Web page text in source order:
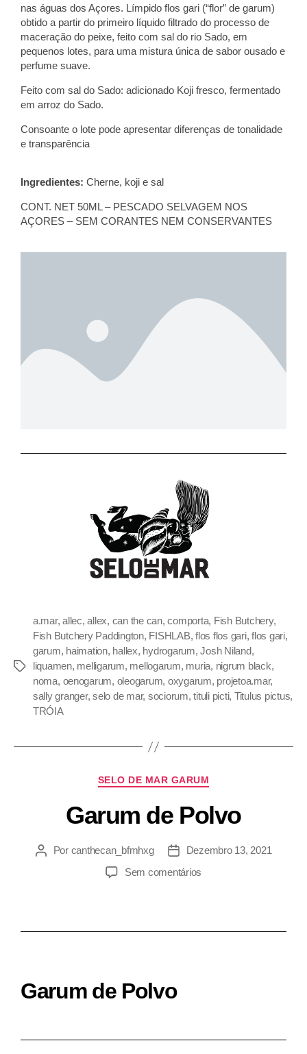
nas águas dos Açores. Límpido flos gari (“flor” de garum)
obtido a partir do primeiro líquido filtrado do processo de
maceração do peixe, feito com sal do rio Sado, em
pequenos lotes, para uma mistura única de sabor ousado e
perfume suave.
Feito com sal do Sado: adicionado Koji fresco, fermentado
em arroz do Sado.
Consoante o lote pode apresentar diferenças de tonalidade
e transparência
Ingredientes: Cherne, koji e sal
CONT. NET 50ML – PESCADO SELVAGEM NOS
AÇORES – SEM CORANTES NEM CONSERVANTES
a.mar,allec,allex, can the can,comporta, Fish Butchery,
Fish Butchery Paddington, FISHLAB,flos flos gari,flos gari,
garum, haimation, hallex, hydrogarum,Josh Niland,
liquamen, melligarum, mellogarum, muria, nigrum black,
noma, oenogarum, oleogarum, oxygarum, projetoa.mar,
sally granger,selo de mar, sociorum,tituli picti, Titulus pictus,
TRÓIA
SELO DE MAR GARUM
Garum de Polvo
Por canthecan_bfmhxg
Dezembro 13, 2021
Sem comentários
Garum de Polvo